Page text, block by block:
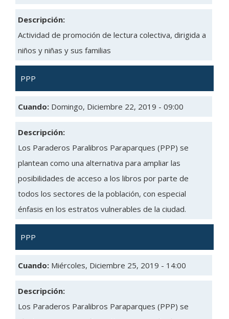
Descripción:
Actividad de promoción de lectura colectiva, dirigida a
niños y niñas y sus familias
PPP
Cuando: Domingo, Diciembre 22, 2019 - 09:00
Descripción:
Los Paraderos Paralibros Paraparques (PPP) se
plantean como una alternativa para ampliar las
posibilidades de acceso a los libros por parte de
todos los sectores de la población, con especial
énfasis en los estratos vulnerables de la ciudad.
PPP
Cuando: Miércoles, Diciembre 25, 2019 - 14:00
Descripción:
Los Paraderos Paralibros Paraparques (PPP) se